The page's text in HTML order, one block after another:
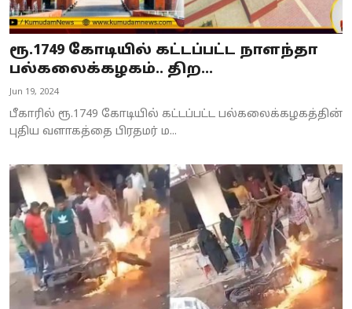
ரூ.1749 கோடியில் கட்டப்பட்ட நாளந்தா
பல்கலைக்கழகம்.. திற...
Jun 19, 2024
பீகாரில் ரூ.1749 கோடியில் கட்டப்பட்ட பல்கலைக்கழகத்தின்
புதிய வளாகத்தை பிரதமர் ம...